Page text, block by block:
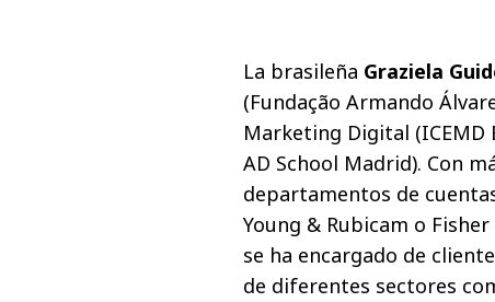
La brasileña Graziela
(Fundação Armando
Marketing Digital (ICEMD
AD School Madrid). Con
departamentos de
Young & Rubicam o
se ha encargado de
de diferentes sectores